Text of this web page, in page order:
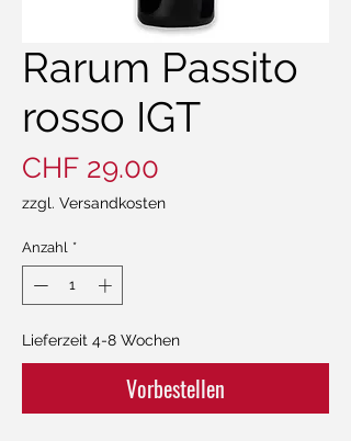
Rarum Passito
rosso IGT
CHF 29.00
zzgl. Versandkosten
Anzahl *
Lieferzeit 4-8 Wochen
Vorbestellen